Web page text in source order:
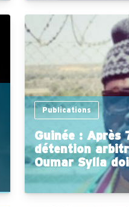
Publications
Guinée : Après
détention
Oumar Sylla